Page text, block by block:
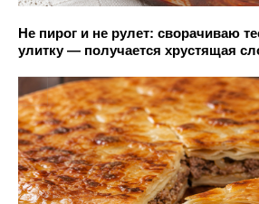
Не пирог и не рулет: сворачиваю
улитку — получается хрустящая